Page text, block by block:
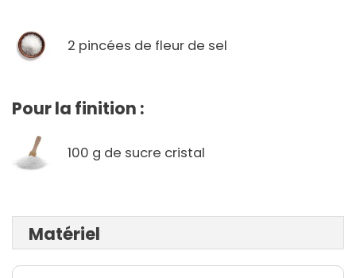
2 pincées de fleur de sel
Pour la finition :
100 g de sucre cristal
Matériel